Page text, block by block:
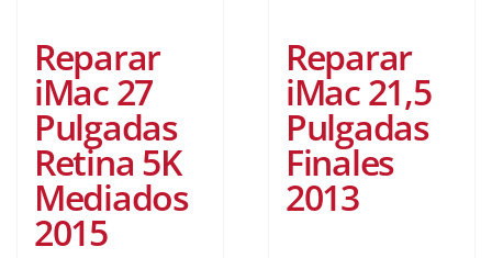
Reparar
iMac 27
Pulgadas
Retina 5K
Mediados
2015
Reparar
iMac 21,5
Pulgadas
Finales
2013